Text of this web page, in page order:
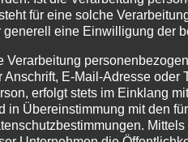
für eine solche
generell eine Einwilligung der
Verarbeitung
Anschrift, E-Mail-Adresse oder
erfolgt stets im Einklang
in Übereinstimmung mit den